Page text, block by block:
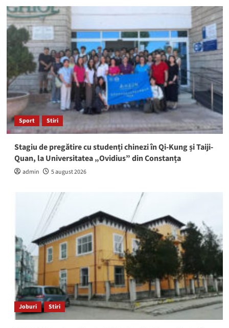
Sport Stiri
Stagiu de pregătire cu studenți chinezi în Qi-Kung și Taiji-
Quan, la Universitatea „Ovidius” din Constanța
admin 5 august 2026
Joburi Stiri